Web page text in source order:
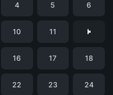
4 5 6
10 11
16 17 18
22 23 24